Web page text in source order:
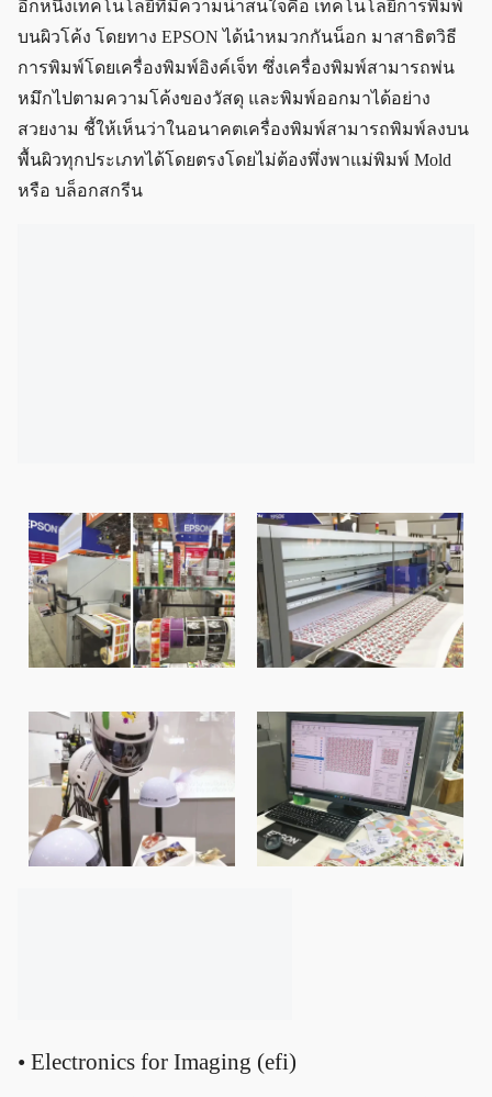
อีกหนึ่งเทคโนโลยีที่มีความน่าสนใจคือ เทคโนโลยีการพิมพ์
บนผิวโค้ง โดยทาง EPSON ได้นำหมวกกันน็อก มาสาธิตวิธี
การพิมพ์โดยเครื่องพิมพ์อิงค์เจ็ท ซึ่งเครื่องพิมพ์สามารถพ่น
หมึกไปตามความโค้งของวัสดุ และพิมพ์ออกมาได้อย่าง
สวยงาม ชี้ให้เห็นว่าในอนาคตเครื่องพิมพ์สามารถพิมพ์ลงบน
พื้นผิวทุกประเภทได้โดยตรงโดยไม่ต้องพึ่งพาแม่พิมพ์ Mold
หรือ บล็อกสกรีน
• Electronics for Imaging (efi)